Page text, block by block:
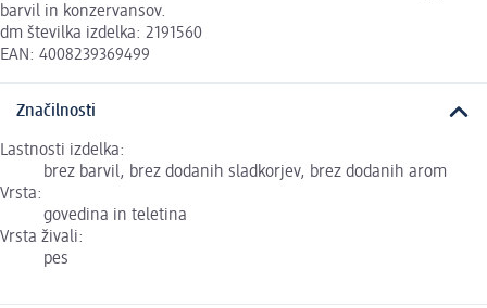
barvil in konzervansov.
dm številka izdelka: 2191560
EAN: 4008239369499
Značilnosti
Lastnosti izdelka:
brez barvil, brez dodanih sladkorjev, brez dodanih arom
Vrsta:
govedina in teletina
Vrsta živali:
pes